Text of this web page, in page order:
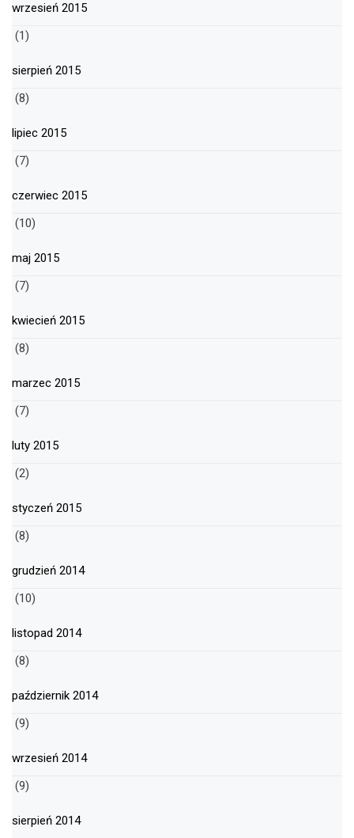
wrzesień 2015
(1)
sierpień 2015
(8)
lipiec 2015
(7)
czerwiec 2015
(10)
maj 2015
(7)
kwiecień 2015
(8)
marzec 2015
(7)
luty 2015
(2)
styczeń 2015
(8)
grudzień 2014
(10)
listopad 2014
(8)
październik 2014
(9)
wrzesień 2014
(9)
sierpień 2014